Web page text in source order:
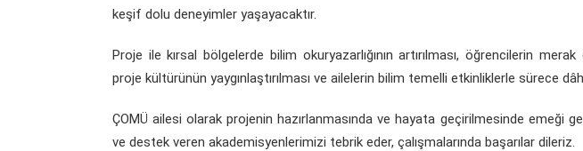
keşif dolu deneyimler yaşayacaktır.
Proje ile kırsal bölgelerde bilim okuryazarlığının artırılması, öğrencilerin
proje kültürünün yaygınlaştırılması ve ailelerin bilim temelli etkinliklerle sürece
ÇOMÜ ailesi olarak projenin hazırlanmasında ve hayata geçirilmesinde emeği
ve destek veren akademisyenlerimizi tebrik eder, çalışmalarında başarılar dileriz.